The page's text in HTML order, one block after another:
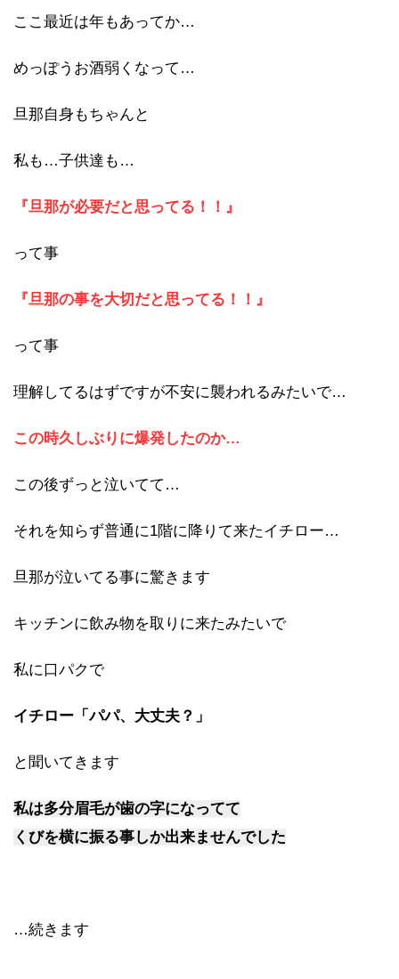
ここ最近は年もあってか…
めっぽうお酒弱くなって…
旦那自身もちゃんと
私も…子供達も…
『旦那が必要だと思ってる！！』
って事
『旦那の事を大切だと思ってる！！』
って事
理解してるはずですが不安に襲われるみたいで…
この時久しぶりに爆発したのか…
この後ずっと泣いてて…
それを知らず普通に1階に降りて来たイチロー…
旦那が泣いてる事に驚きます
キッチンに飲み物を取りに来たみたいで
私に口パクで
イチロー「パパ、大丈夫？」
と聞いてきます
私は多分眉毛が歯の字になってて
くびを横に振る事しか出来ませんでした
…続きます